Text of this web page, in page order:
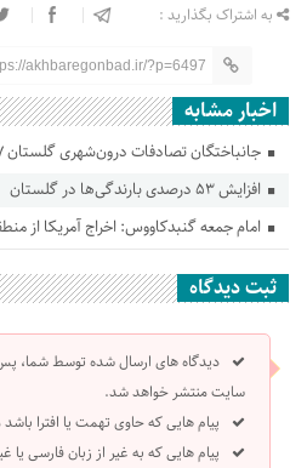
به اشتراک بگذارید :
akhbaregonbad.ir/?p=6497
اخبار مشابه
جانباختگان تصادفات درون‌شهری گلستان ۱۷ درصد کاهش یافت
افزایش ۵۳ درصدی بارندگی‌ها در گلستان
امام جمعه گنبدکاووس: اخراج آمریکا از
ثبت دیدگاه
دیدگاه های ارسال شده توسط شما،
سایت منتشر خواهد شد.
پیام هایی که حاوی تهمت یا افترا
پیام هایی که به غیر از زبان فارسی